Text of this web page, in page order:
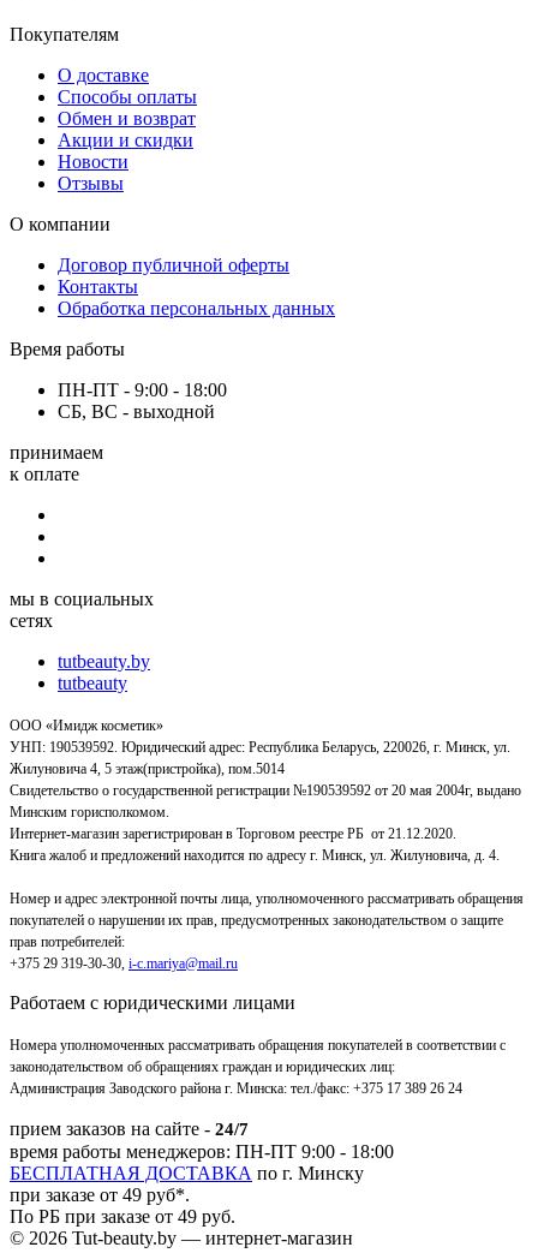
Покупателям
О доставке
Способы оплаты
Обмен и возврат
Акции и скидки
Новости
Отзывы
О компании
Договор публичной оферты
Контакты
Обработка персональных данных
Время работы
ПН-ПТ - 9:00 - 18:00
СБ, ВС - выходной
принимаем
к оплате
мы в социальных
сетях
tutbeauty.by
tutbeauty
ООО «Имидж косметик»
УНП: 190539592. Юридический адрес: Республика Беларусь, 220026, г. Минск, ул.
Жилуновича 4, 5 этаж(пристройка), пом.5014
Свидетельство о государственной регистрации №190539592 от 20 мая 2004г, выдано
Минским горисполкомом.
Интернет-магазин зарегистрирован в Торговом реестре РБ от 21.12.2020.
Книга жалоб и предложений находится по адресу г. Минск, ул. Жилуновича, д. 4.
Номер и адрес электронной почты лица, уполномоченного рассматривать обращения
покупателей о нарушении их прав, предусмотренных законодательством о защите
прав потребителей:
+375 29 319-30-30, i-c.mariya@mail.ru
Работаем с юридическими лицами
Номера уполномоченных рассматривать обращения покупателей в соответствии с
законодательством об обращениях граждан и юридических лиц:
Администрация Заводского района г. Минска: тел./факс: +375 17 389 26 24
прием заказов на сайте - 24/7
время работы менеджеров: ПН-ПТ 9:00 - 18:00
БЕСПЛАТНАЯ ДОСТАВКА по г. Минску
при заказе от 49 руб*.
По РБ при заказе от 49 руб.
© 2026 Tut-beauty.by — интернет-магазин